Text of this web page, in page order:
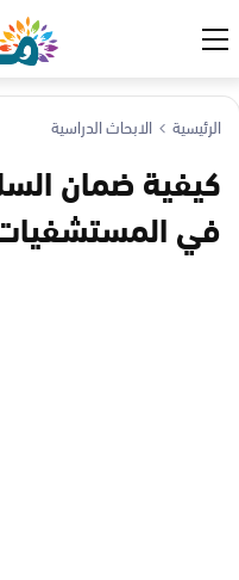
الرئيسية الابحاث الدراسية
كيفية ضمان
في